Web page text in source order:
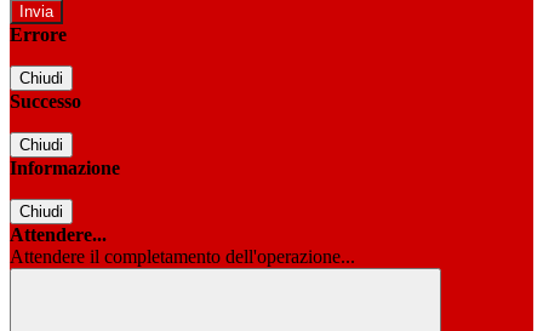
Errore
Chiudi
Successo
Chiudi
Informazione
Chiudi
Attendere...
Attendere il completamento dell'operazione...